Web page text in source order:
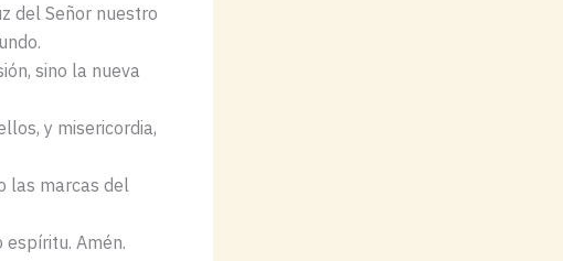
del Señor nuestro
sino la nueva
y misericordia,
las marcas del
espíritu. Amén.